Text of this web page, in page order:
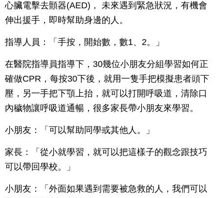
心臟電擊去顫器(AED)， 未來遇到緊急狀況，有機會
伸出援手，即時幫助身邊的人。
指導人員：「手按，開始數，數1、2。」
在醫院指導員指導下，30幾位小朋友分組學習如何正
確做CPR，每按30下後，就用一隻手把模擬患者頭下
壓，另一手把下顎上抬，就可以打開呼吸道，清除口
內穢物讓呼吸道通暢，很多家長帶小朋友來學習。
小朋友：「可以幫助同學或其他人。」
家長：「從小就學習，就可以把這樣子的觀念跟技巧
可以帶回學校。」
小朋友：「外面如果遇到需要被急救的人，我們可以